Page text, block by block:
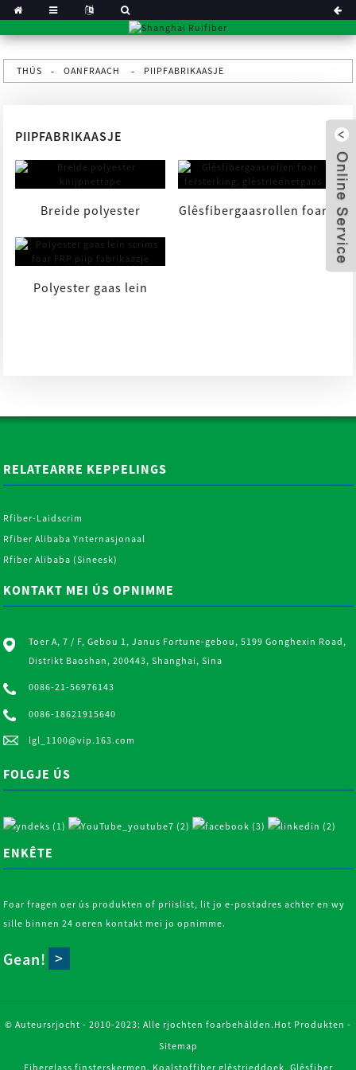
THÚS OANFRAACH PIIPFABRIKAASJE
PIIPFABRIKAASJE
Breide polyester
knijpnettape
Glêsfibergaasrollen foar
Polyester gaas lein
RELATEARRE KEPPELINGS
Rfiber-Laidscrim
Rfiber Alibaba Ynternasjonaal
Rfiber Alibaba (Sineesk)
KONTAKT MEI ÚS OPNIMME
Toer A, 7 / F, Gebou 1, Janus Fortune-gebou, 5199 Gonghexin Road,
Distrikt Baoshan, 200443, Shanghai, Sina
0086-21-56976143
0086-18621915640
lgl_1100@vip.163.com
FOLGJE ÚS
ENKÊTE
Foar fragen oer ús produkten of priislist, lit jo e-postadres achter en wy
sille binnen 24 oeren kontakt mei jo opnimme.
Gean!
© Auteursrjocht - 2010-2023: Alle rjochten foarbehâlden. Hot Produkten -
Sitemap
Fiberglass finsterskermen , Koalstoffiber glêstrieddoek, Glêsfiber